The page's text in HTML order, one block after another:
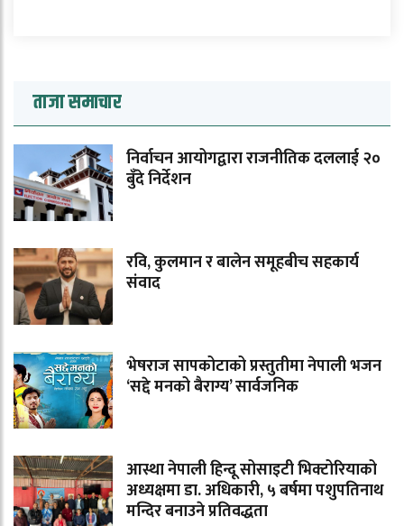
ताजा समाचार
निर्वाचन आयोगद्वारा राजनीतिक दललाई २०
बुँदे निर्देशन
रवि, कुलमान र बालेन समूहबीच सहकार्य
संवाद
भेषराज सापकोटाको प्रस्तुतीमा नेपाली भजन
‘सद्दे मनको बैराग्य’ सार्वजनिक
आस्था नेपाली हिन्दू सोसाइटी भिक्टोरियाको
अध्यक्षमा डा. अधिकारी, ५ बर्षमा पशुपतिनाथ
मन्दिर बनाउने प्रतिवद्धता